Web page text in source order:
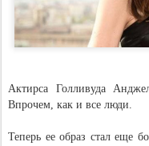
Актирса Голливуда
Впрочем, как и все люди.
Теперь ее образ стал еще